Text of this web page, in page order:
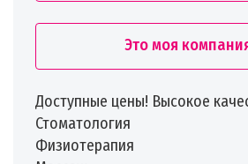
Это моя
Доступные цены! Высокое
Стоматология
Физиотерапия